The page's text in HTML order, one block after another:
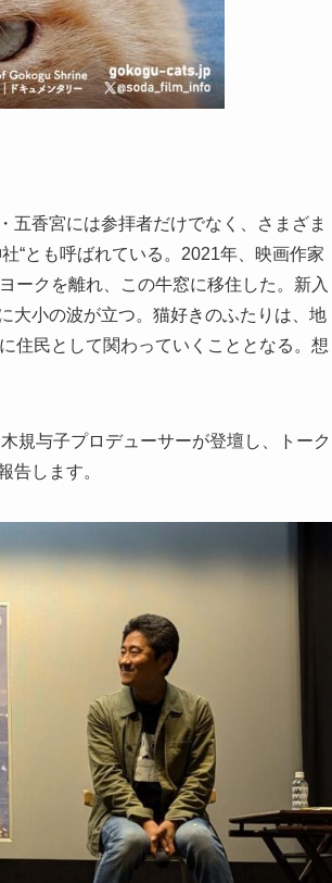
五香宮には参拝者だけでなく、さまざま
“とも呼ばれている。2021年、映画作家
ークを離れ、この牛窓に移住した。新入
大小の波が立つ。猫好きのふたりは、地
住民として関わっていくこととなる。想
規与子プロデューサーが登壇し、トーク
告します。